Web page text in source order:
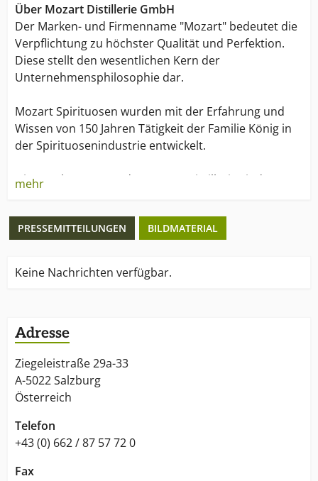
Über Mozart Distillerie GmbH
Der Marken- und Firmenname "Mozart" bedeutet die
Verpflichtung zu höchster Qualität und Perfektion.
Diese stellt den wesentlichen Kern der
Unternehmensphilosophie dar.
Mozart Spirituosen wurden mit der Erfahrung und
Wissen von 150 Jahren Tätigkeit der Familie König in
der Spirituosenindustrie entwickelt.
Die Kernkompetenz der Mozart Distillerie sind
"Mozart Schokoladen Spirituosen sind die besten und
erzeugt wurden. Sie sind eine Hommage an Mozart
und an seine Geburtsstadt Salzburg." Harald König,
mehr
PRESSEMITTEILUNGEN BILDMATERIAL
Keine Nachrichten verfügbar.
Adresse
Ziegeleistraße 29a-33
A-5022 Salzburg
Österreich
Telefon
+43 (0) 662 / 87 57 72 0
Fax